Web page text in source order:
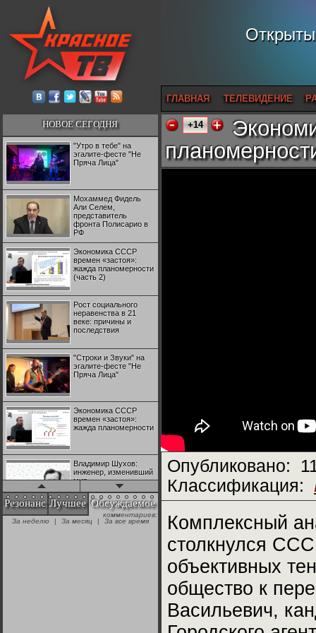
ГЛАВНАЯ ТЕЛЕВИДЕНИЕ
НОВОЕ СЕГОДНЯ
"Утро в тебе" на
эгалите-фесте "Не
Пряча Лица"
Мохаммед Фидель
Али Селем,
представитель
фронта Полисарио в
РФ
Экономика СССР
времен «застоя»:
жажда планомерности
(часть 2)
Рост социального
неравенства в 21
веке: причины и
последствия
"Строки и Звуки" на
эгалите-фесте "Не
Пряча Лица"
Экономика СССР
времен «застоя»:
жажда планомерности
Владимир Шухов:
инженер, изменивший
мир
"Аркадий Коц" на
эгалите-фесте "Не
Резонанс Лучшее Обсуждаемое
комментариев:
За неделю
| За месяц | За все время
+14
Опубликовано:
Классификация:
Комплексный
столкнулся
объективных
общество к
Васильевич,